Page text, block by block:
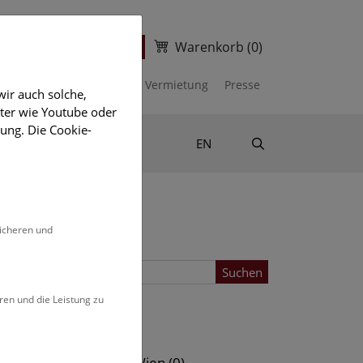
Warenkorb (0)
Vermietung Presse
EN
Suchen
auch solche,
wie Youtube oder
Die Cookie-
und
und die Leistung zu